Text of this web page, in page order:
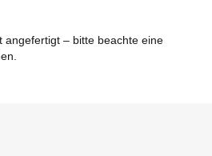
angefertigt – bitte beachte eine